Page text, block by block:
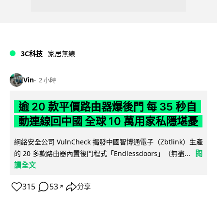
3C科技 家居無線
Vin 2 小時
逾 20 款平價路由器爆後門 每 35 秒自
動連線回中國 全球 10 萬用家私隱堪憂
網絡安全公司 VulnCheck 揭發中國智博通電子（Zbtlink）生產
的 20 多款路由器內置後門程式「Endlessdoors」（無盡...
閱
讀全文
315 53 ↗ 分享